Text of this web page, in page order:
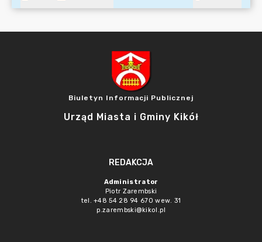
Biuletyn Informacji Publicznej
Urząd Miasta i Gminy Kikół
REDAKCJA
Administrator
Piotr Zarembski
tel. +48 54 28 94 670 wew. 31
p.zarembski@kikol.pl